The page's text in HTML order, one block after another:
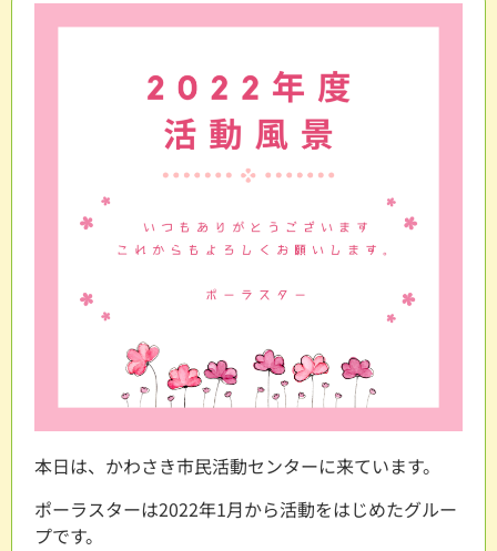
本日は、かわさき市民活動センターに来ています。
ポーラスターは2022年1月から活動をはじめたグルー
プです。